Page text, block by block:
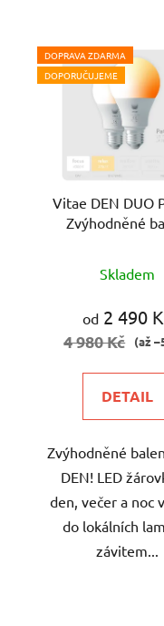
DOPRAVA ZDARMA
DOPORUČUJEME
Vitae DEN DUO
Zvýhodněné
Medřický
5
Skladem
od 2 490
4 980 Kč (až
DETAIL
Zvýhodněné
DEN! LED
den, večer a noc
do lokálních
závitem...